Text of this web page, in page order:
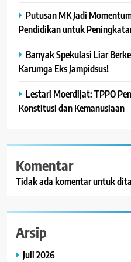
Putusan MK Jadi
Pendidikan untuk
Banyak Spekulasi Liar
Karumga Eks Jampidsus!
Lestari Moerdijat: TPPO
Konstitusi dan Kemanusiaan
Komentar
Tidak ada komentar untuk
Arsip
Juli 2026